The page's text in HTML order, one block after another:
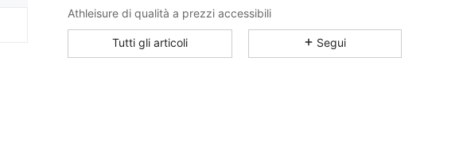
4.90 5K 2.2M
4.90 5K 2.2M
Athleisure di qualità a prezzi accessibili
Tutti gli articoli Segui